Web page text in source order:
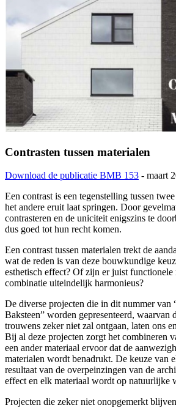
Contrasten tussen materialen
Download de publicatie BMB 153 - maart
Een contrast is een tegenstelling tussen
het andere eruit laat springen. Door
contrasteren en de uniciteit enigszins te
dus goed tot hun recht komen.
Een contrast tussen materialen trekt de
wat de reden is van deze bouwkundige
esthetisch effect? Of zijn er juist functionele
combinatie uiteindelijk harmonieus?
De diverse projecten die in dit nummer van
Baksteen” worden gepresenteerd, waarvan
trouwens zeker niet zal ontgaan, laten ons
Bij al deze projecten zorgt het combineren
een ander materiaal ervoor dat de
materialen wordt benadrukt. De keuze van
resultaat van de overpeinzingen van de
effect en elk materiaal wordt op natuurlijke
Projecten die zeker niet onopgemerkt